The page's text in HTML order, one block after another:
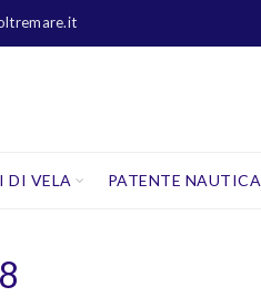
DI VELA PATENTE NAUTICA